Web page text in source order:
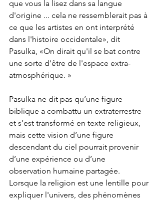
que vous la lisez dans sa langue
d'origine ... cela ne ressemblerait pas à
ce que les artistes en ont interprété
dans l'histoire occidentale», dit
Pasulka, «On dirait qu'il se bat contre
une sorte d'être de l'espace extra-
atmosphérique. »
Pasulka ne dit pas qu’une figure
biblique a combattu un extraterrestre
et s’est transformé en texte religieux,
mais cette vision d’une figure
descendant du ciel pourrait provenir
d’une expérience ou d’une
observation humaine partagée.
Lorsque la religion est une lentille pour
expliquer l'univers, des phénomènes